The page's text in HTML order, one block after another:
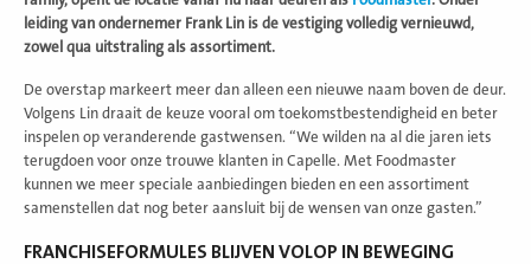
leiding van ondernemer Frank Lin is de vestiging volledig vernieuwd,
zowel qua uitstraling als assortiment.
De overstap markeert meer dan alleen een nieuwe naam boven de deur.
Volgens Lin draait de keuze vooral om toekomstbestendigheid en beter
inspelen op veranderende gastwensen. “We wilden na al die jaren iets
terugdoen voor onze trouwe klanten in Capelle. Met Foodmaster
kunnen we meer speciale aanbiedingen bieden en een assortiment
samenstellen dat nog beter aansluit bij de wensen van onze gasten.”
FRANCHISEFORMULES BLIJVEN VOLOP IN BEWEGING